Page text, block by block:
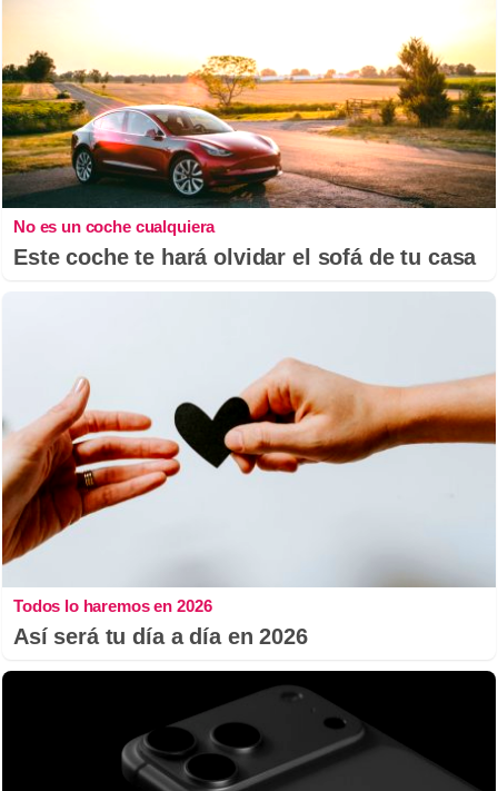
No es un coche cualquiera
Este coche te hará olvidar el sofá de tu casa
Todos lo haremos en 2026
Así será tu día a día en 2026